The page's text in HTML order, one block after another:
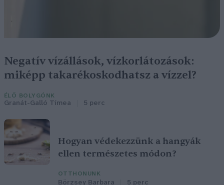
Negatív vízállások, vízkorlátozások:
miképp takarékoskodhatsz a vízzel?
ÉLŐ BOLYGÓNK
Granát-Galló Tímea 5 perc
Hogyan védekezzünk a hangyák
ellen természetes módon?
OTTHONUNK
Börzsey Barbara 5 perc